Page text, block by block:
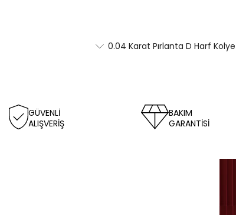
0.04 Karat Pırlanta D Harf
GÜVENLİ
ALIŞVERİŞ
BAKIM
GARANTİSİ